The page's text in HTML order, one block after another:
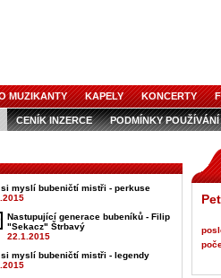
MUZIKANTY KAPELY KONCERTY
CENÍK INZERCE PODMÍNKY POUŽÍVÁNÍ
si myslí bubeničtí mistři - perkuse
Nastupující generace bubeníků - Filip
"Sekacz" Štrbavý
22.1.2015
si myslí bubeničtí mistři - legendy